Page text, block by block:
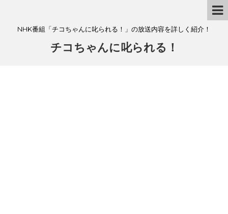
NHK番組「チコちゃんに叱られる！」の放送内容を詳しく紹介！
チコちゃんに叱られる！